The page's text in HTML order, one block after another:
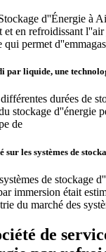
d''Énergie à
et en refroidissant
permet
par liquide, une
durées de
stockage d''énergie
de
les systèmes de
de stockage
immersion était
du marché des
de